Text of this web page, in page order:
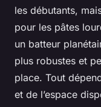
les débutants,
pour les pâtes
un batteur
plus robustes et
place. Tout
et de l’espace